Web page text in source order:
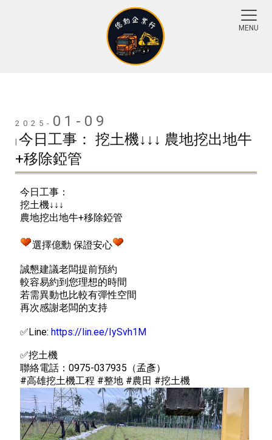
2025- 01-09
| 今日工事： 挖土機↓↓↓ 農地挖出地牛
+移除錏管
今日工事：
挖土機↓↓↓
農地挖出地牛+移除錏管
選擇億勳 保證安心
誠懇建議老闆提前預約
較容易約到您理想的時間
若需異動也比較有彈性空間
再次感謝老闆的支持
✅Line: https://lin.ee/IySvh1M
✅挖土機
聯絡電話：0975-037935（孟彥）
#高雄挖土機工程 #整地 #農田 #挖土機